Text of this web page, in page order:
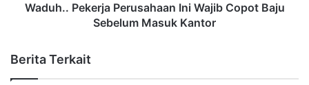
Waduh.. Pekerja Perusahaan Ini Wajib Copot Baju
Sebelum Masuk Kantor
Berita Terkait